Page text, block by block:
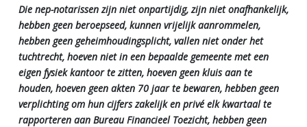
Die nep-notarissen zijn niet onpartijdig, zijn niet onafhankelijk,
hebben geen beroepseed, kunnen vrijelijk aanrommelen,
hebben geen geheimhoudingsplicht, vallen niet onder het
tuchtrecht, hoeven niet in een bepaalde gemeente met een
eigen fysiek kantoor te zitten, hoeven geen kluis aan te
houden, hoeven geen akten 70 jaar te bewaren, hebben geen
verplichting om hun cijfers zakelijk en privé elk kwartaal te
rapporteren aan Bureau Financieel Toezicht, hebben geen